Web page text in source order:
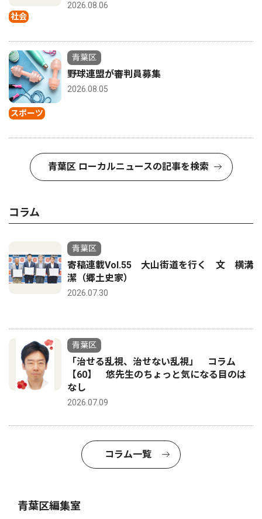
社会
2026.08.06
スポーツ
青葉区
野球連盟が審判員募集
2026.08.05
青葉区 ローカルニュースの記事を検索
コラム
青葉区
寄稿連載Vol.55 大山街道を行く 文 横溝
潔（郷土史家）
2026.07.30
青葉区
「治せる乱視、治せない乱視」 コラム
【60】 悠先生のちょっと気になる目のは
なし
2026.07.09
コラム一覧
青葉区編集室